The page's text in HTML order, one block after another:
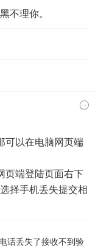
不理你。
可以在电脑网页端
页端登陆页面右下
择手机丢失提交相
话丢失了接收不到验